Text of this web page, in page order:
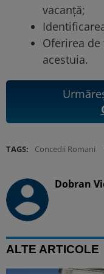
vacanță;
Oferirea
acestuia.
TAGS: Concedii Romani
Dobran
ALTE ARTICOLE